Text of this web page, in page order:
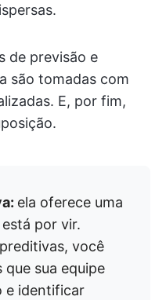
de previsão e
são tomadas com
E, por fim,
ela oferece uma
por vir.
você
sua equipe
e identificar